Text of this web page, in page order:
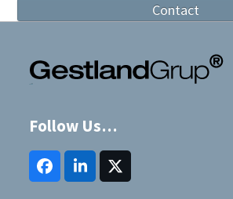
Contact
Follow Us…
FacebookLinkedInTwitter
(deprecated)